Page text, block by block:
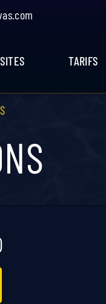
TARIFS